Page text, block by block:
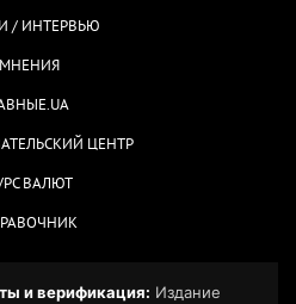
/ ИНТЕРВЬЮ
МНЕНИЯ
ЦЕНТР
ВАЛЮТ
и верификация: Издание